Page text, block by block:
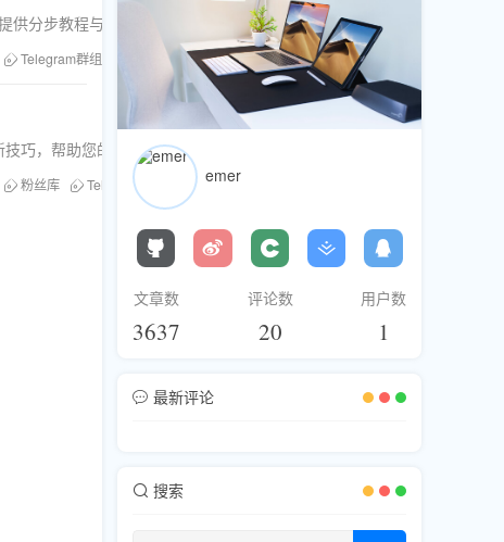
分步教程与SEO优化建议，帮助您高效运营私域流量。
Telegram群组增长 粉丝库 Telegram刷粉 刷浏览
，帮助您的消息迅速走红，实现社交媒体影响力飙升。
粉丝库 Telegram刷粉 YouTube刷浏览量
emer
文章数
3637
评论数
20
用户数
1
最新评论
搜索